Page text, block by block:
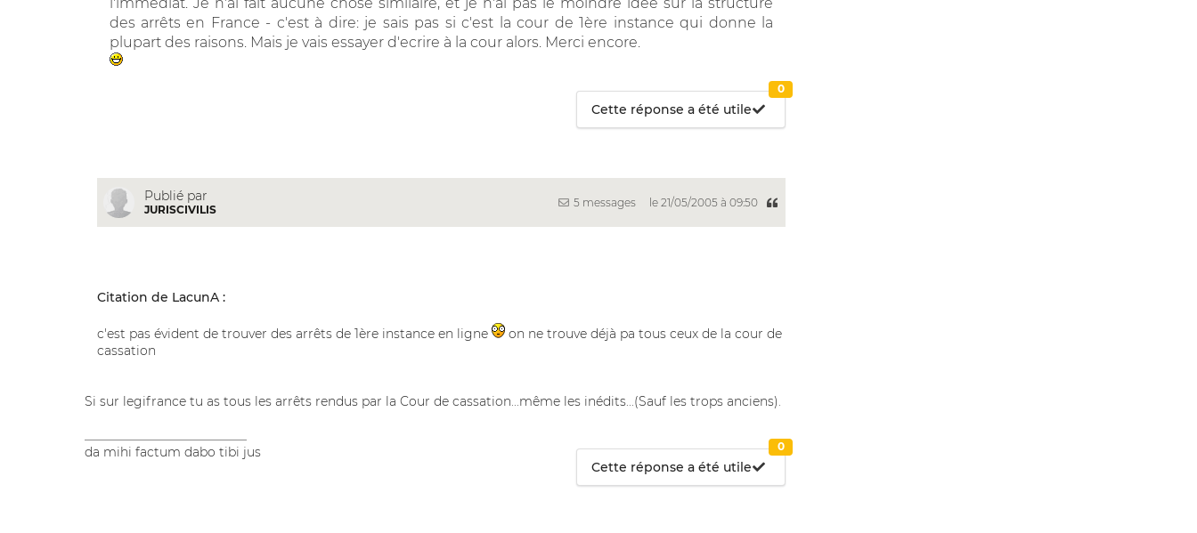
des arrêts en France - c'est à dire: je sais pas si c'est la cour de 1ère instance qui donne la
plupart des raisons. Mais je vais essayer d'ecrire à la cour alors. Merci encore.
Cette réponse a été utile
0
Publié par
JURISCIVILIS
5 messages le 21/05/2005 à 09:50
Citation de LacunA :
c'est pas évident de trouver des arrêts de 1ère instance en ligne
on ne trouve déjà pa tous ceux de la cour de
cassation
Si sur legifrance tu as tous les arrêts rendus par la Cour de cassation...même les inédits...(Sauf les trops anciens).
da mihi factum dabo tibi jus
Cette réponse a été utile
0